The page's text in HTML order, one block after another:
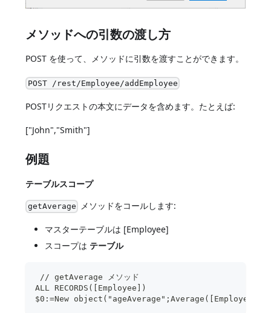
メソッドへの引数の渡し方
POST を使って、メソッドに引数を渡すことができます。
POST /rest/Employee/addEmployee
POSTリクエストの本文にデータを含めます。たとえば:
["John","Smith"]
例題
テーブルスコープ
getAverage メソッドをコールします:
マスターテーブルは [Employee]
スコープは テーブル
// getAverage メソッド
ALL RECORDS([Employee])
$0:=New